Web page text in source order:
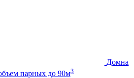
Домна
парных до 90м3